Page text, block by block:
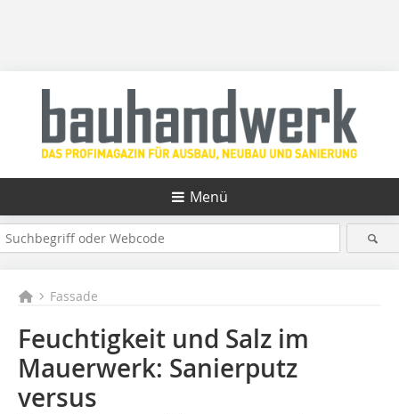
Menü
Fassade
Feuchtigkeit und Salz im
Mauerwerk: Sanierputz
versus